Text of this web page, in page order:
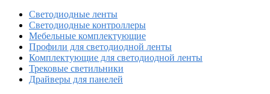
Светодиодные ленты
Светодиодные контроллеры
Мебельные комплектующие
Профили для светодиодной ленты
Комплектующие для светодиодной ленты
Трековые светильники
Драйверы для панелей